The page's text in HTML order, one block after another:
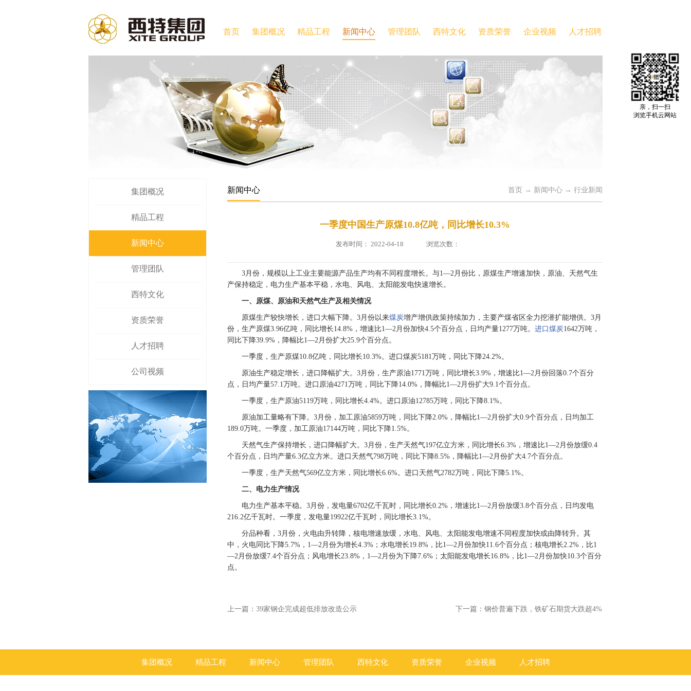
首页 集团概况 精品工程 新闻中心 管理团队 西特文化 资质荣誉 企业视频 人才招聘
集团概况
精品工程
新闻中心
管理团队
西特文化
资质荣誉
人才招聘
公司视频
新闻中心 首页 → 新闻中心 → 行业新闻
一季度中国生产原煤10.8亿吨，同比增长10.3%
发布时间： 2022-04-18 浏览次数：
3月份，规模以上工业主要能源产品生产均有不同程度增长。与1—2月份比，原煤生产增速加快，原油、天然气生
产保持稳定，电力生产基本平稳，水电、风电、太阳能发电快速增长。
一、原煤、原油和天然气生产及相关情况
原煤生产较快增长，进口大幅下降。3月份以来煤炭增产增供政策持续加力，主要产煤省区全力挖潜扩能增供。3月
份，生产原煤3.96亿吨，同比增长14.8%，增速比1—2月份加快4.5个百分点，日均产量1277万吨。 进口煤炭1642万吨，
同比下降39.9%，降幅比1—2月份扩大25.9个百分点。
一季度，生产原煤10.8亿吨，同比增长10.3%。进口煤炭5181万吨，同比下降24.2%。
原油生产稳定增长，进口降幅扩大。3月份，生产原油1771万吨，同比增长3.9%，增速比1—2月份回落0.7个百分
点，日均产量57.1万吨。进口原油4271万吨，同比下降14.0%，降幅比1—2月份扩大9.1个百分点。
一季度，生产原油5119万吨，同比增长4.4%。进口原油12785万吨，同比下降8.1%。
原油加工量略有下降。3月份，加工原油5859万吨，同比下降2.0%，降幅比1—2月份扩大0.9个百分点，日均加工
189.0万吨。一季度，加工原油17144万吨，同比下降1.5%。
天然气生产保持增长，进口降幅扩大。3月份，生产天然气197亿立方米，同比增长6.3%，增速比1—2月份放缓0.4
个百分点，日均产量6.3亿立方米。进口天然气798万吨，同比下降8.5%，降幅比1—2月份扩大4.7个百分点。
一季度，生产天然气569亿立方米，同比增长6.6%。进口天然气2782万吨，同比下降5.1%。
二、电力生产情况
电力生产基本平稳。3月份，发电量6702亿千瓦时，同比增长0.2%，增速比1—2月份放缓3.8个百分点，日均发电
216.2亿千瓦时。一季度，发电量19922亿千瓦时，同比增长3.1%。
分品种看，3月份，火电由升转降，核电增速放缓，水电、风电、太阳能发电增速不同程度加快或由降转升。其
中，火电同比下降5.7%，1—2月份为增长4.3%；水电增长19.8%，比1—2月份加快11.6个百分点；核电增长2.2%，比1
—2月份放缓7.4个百分点；风电增长23.8%，1—2月份为下降7.6%；太阳能发电增长16.8%，比1—2月份加快10.3个百分
点。
上一篇： 39家钢企完成超低排放改造公示 下一篇：钢价普遍下跌，铁矿石期货大跌超4%
集团概况 精品工程 新闻中心 管理团队 西特文化 资质荣誉 企业视频 人才招聘
亲，扫一扫
浏览手机云网站